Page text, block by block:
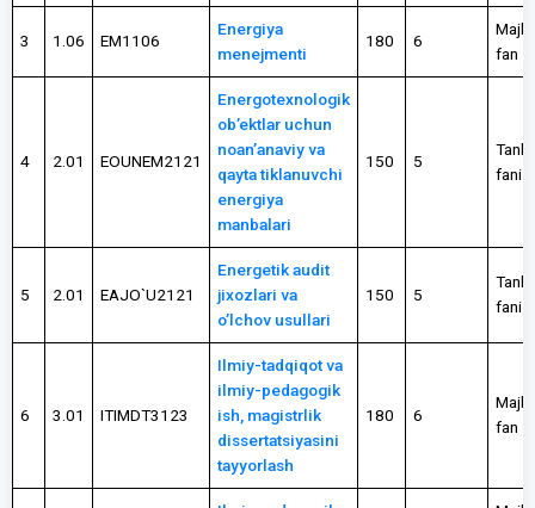
3 1.06 EM1106
Energiya
menejmenti
180 6
fan
4 2.01 EOUNEM2121
Energotexnologik
ob’ektlar uchun
noan’anaviy va
qayta tiklanuvchi
energiya
manbalari
150 5
fani
5 2.01 EAJO`U2121
Energetik audit
jixozlari va
o’lchov usullari
150 5
fani
6 3.01 ITIMDT3123
Ilmiy-tadqiqot va
ilmiy-pedagogik
ish, magistrlik
dissertatsiyasini
tayyorlash
180 6
fan